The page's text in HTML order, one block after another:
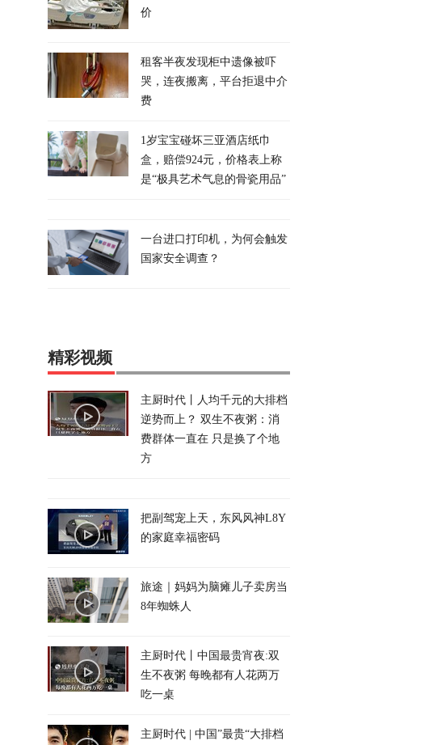
价
租客半夜发现柜中遗像被吓
哭，连夜搬离，平台拒退中介
费
1岁宝宝碰坏三亚酒店纸巾
盒，赔偿924元，价格表上称
是“极具艺术气息的骨瓷用品”
一台进口打印机，为何会触发
国家安全调查？
精彩视频
主厨时代丨人均千元的大排档
逆势而上？ 双生不夜粥：消
费群体一直在 只是换了个地
方
把副驾宠上天，东风风神L8Y
的家庭幸福密码
旅途｜妈妈为脑瘫儿子卖房当
8年蜘蛛人
主厨时代丨中国最贵宵夜:双
生不夜粥 每晚都有人花两万
吃一桌
主厨时代 | 中国”最贵“大排档